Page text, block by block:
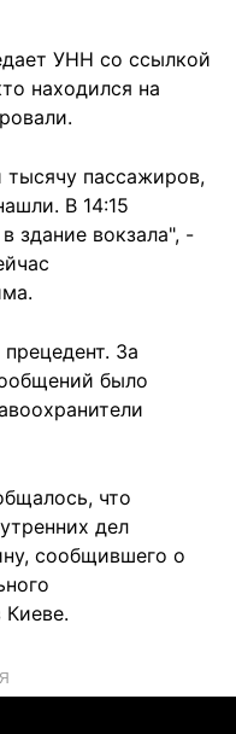
УНН со ссылкой
находился на
пассажиров,
В 14:15
здание вокзала", -
За
было
что
дел
, сообщившего о